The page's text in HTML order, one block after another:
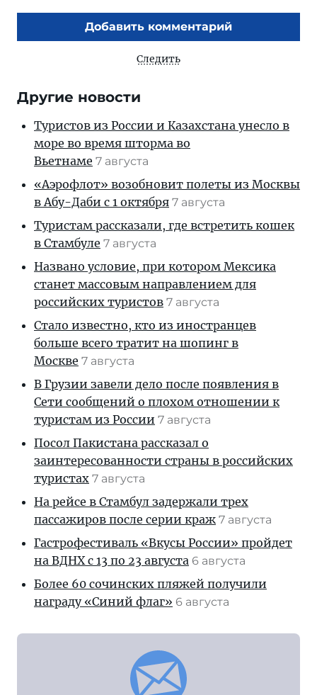
Добавить комментарий
Следить
Другие новости
Туристов из России и Казахстана унесло в
море во время шторма во
Вьетнаме 7 августа
«Аэрофлот» возобновит полеты из Москвы
в Абу-Даби с 1 октября 7 августа
Туристам рассказали, где встретить кошек
в Стамбуле 7 августа
Названо условие, при котором Мексика
станет массовым направлением для
российских туристов 7 августа
Стало известно, кто из иностранцев
больше всего тратит на шопинг в
Москве 7 августа
В Грузии завели дело после появления в
Сети сообщений о плохом отношении к
туристам из России 7 августа
Посол Пакистана рассказал о
заинтересованности страны в российских
туристах 7 августа
На рейсе в Стамбул задержали трех
пассажиров после серии краж 7 августа
Гастрофестиваль «Вкусы России» пройдет
на ВДНХ с 13 по 23 августа 6 августа
Более 60 сочинских пляжей получили
награду «Синий флаг» 6 августа